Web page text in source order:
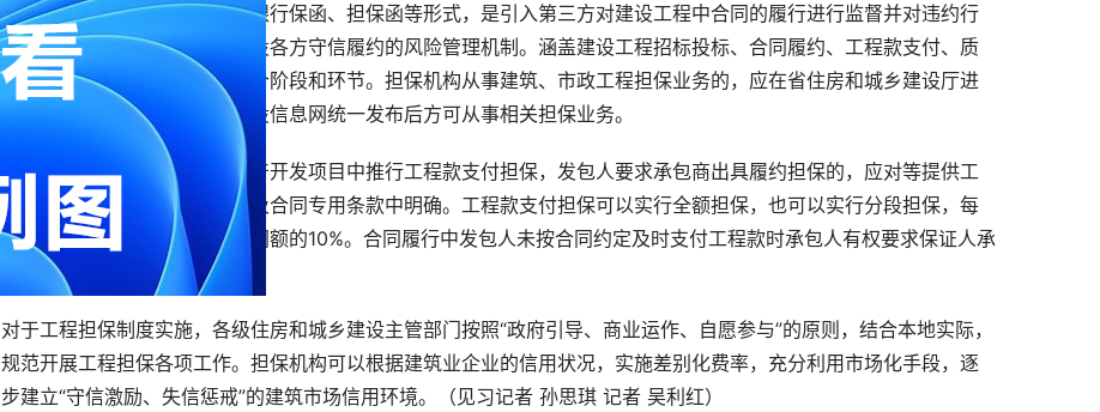
工程担保主要包括保证保险、银行保函、担保函等形式，是引入第三方对建设工程中合同的履行进行监督并对违约行
为承担责任，促使参与工程建设各方守信履约的风险管理机制。涵盖建设工程招标投标、合同履约、工程款支付、质
量保修、农民工工资支付等各个阶段和环节。担保机构从事建筑、市政工程担保业务的，应在省住房和城乡建设厅进
行登记，并在省住房和城乡建设信息网统一发布后方可从事相关担保业务。
按工程担保制度要求，在房地产开发项目中推行工程款支付担保，发包人要求承包商出具履约担保的，应对等提供工
程款支付担保，并在招标文件及合同专用条款中明确。工程款支付担保可以实行全额担保，也可以实行分段担保，每
阶段担保金额应为该段工程合同额的10%。合同履行中发包人未按合同约定及时支付工程款时承包人有权要求保证人承
担担保责任。
对于工程担保制度实施，各级住房和城乡建设主管部门按照“政府引导、商业运作、自愿参与”的原则，结合本地实际，
规范开展工程担保各项工作。担保机构可以根据建筑业企业的信用状况，实施差别化费率，充分利用市场化手段，逐
步建立“守信激励、失信惩戒”的建筑市场信用环境。（见习记者 孙思琪 记者 吴利红）